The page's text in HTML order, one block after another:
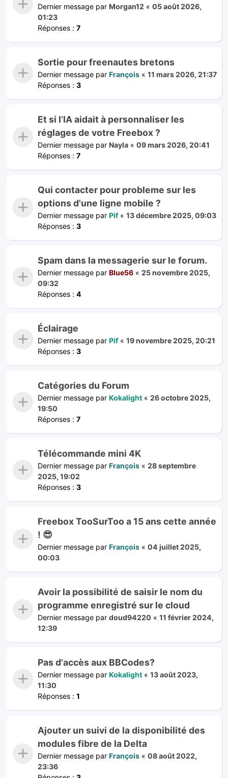
Dernier message par Morgan12 « 05 août 2026,
01:23
Réponses : 7
Sortie pour freenautes bretons
Dernier message par François « 11 mars 2026, 21:37
Réponses : 3
Et si l’IA aidait à personnaliser les
réglages de votre Freebox ?
Dernier message par Nayla « 09 mars 2026, 20:41
Réponses : 7
Qui contacter pour probleme sur les
options d'une ligne mobile ?
Dernier message par Pif« 13 décembre 2025, 09:03
Réponses : 3
Spam dans la messagerie sur le forum.
Dernier message par Blue56 « 25 novembre 2025,
09:32
Réponses : 4
Éclairage
Dernier message par Pif« 19 novembre 2025, 20:21
Réponses : 3
Catégories du Forum
Dernier message par Kokalight « 26 octobre 2025,
19:50
Réponses : 7
Télécommande mini 4K
Dernier message par François « 28 septembre
2025, 19:02
Réponses : 3
Freebox TooSurToo a 15 ans cette année
! 😎
Dernier message par François « 04 juillet 2025,
00:03
Avoir la possibilité de saisir le nom du
programme enregistré sur le cloud
Dernier message par doud94220 « 11 février 2024,
12:39
Pas d'accès aux BBCodes?
Dernier message par Kokalight « 13 août 2023,
11:30
Réponses : 1
Ajouter un suivi de la disponibilité des
modules fibre de la Delta
Dernier message par François « 08 août 2022,
23:36